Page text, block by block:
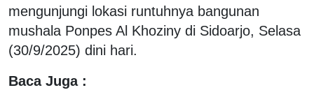
mengunjungi lokasi runtuhnya bangunan
mushala Ponpes Al Khoziny di Sidoarjo, Selasa
(30/9/2025) dini hari.
Baca Juga :